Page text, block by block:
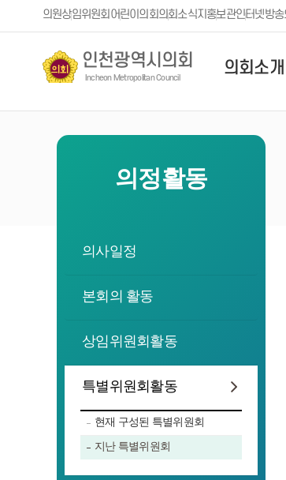
본문 바로가기
의원상임위원회어린이의회의회소식지 홍보관인터넷방송
인천광역시의회
Incheon Metropolitan Council
의회소개
의정활동
의사일정
본회의 활동
상임위원회활동
특별위원회활동
현재 구성된 특별위원회
지난 특별위원회